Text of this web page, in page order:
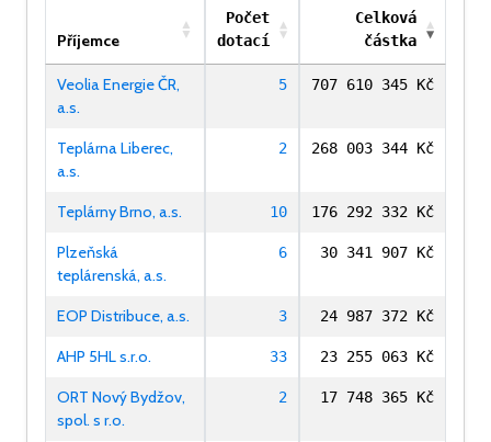
Příjemce
Počet
dotací
Celková
částka
Veolia Energie ČR,
a.s.
5 707 610 345 Kč
Teplárna Liberec,
a.s.
2 268 003 344 Kč
Teplárny Brno, a.s. 10 176 292 332 Kč
Plzeňská
teplárenská, a.s.
6 30 341 907 Kč
EOP Distribuce, a.s. 3 24 987 372 Kč
AHP 5HL s.r.o. 33 23 255 063 Kč
ORT Nový Bydžov,
spol. s r.o.
2 17 748 365 Kč